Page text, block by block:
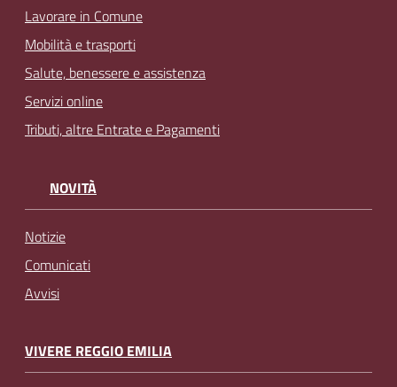
Lavorare in Comune
Mobilità e trasporti
Salute, benessere e assistenza
Servizi online
Tributi, altre Entrate e Pagamenti
NOVITÀ
Notizie
Comunicati
Avvisi
VIVERE REGGIO EMILIA